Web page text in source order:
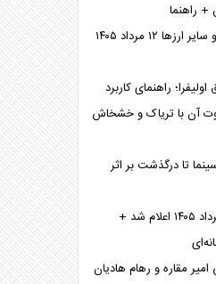
راهنما
آخرین قیمت دلار، یورو و سایر ارز‌ها ۱۲ مرداد ۱۴۰۵
راهنمای کاربرد
آن با تریاک و خشخاش
تا درگذشت بر اثر
قیمت جدید سایپا ۱۵۱ مرداد ۱۴۰۵ اعلام شد +
امیر مقاره و رهام هادیان